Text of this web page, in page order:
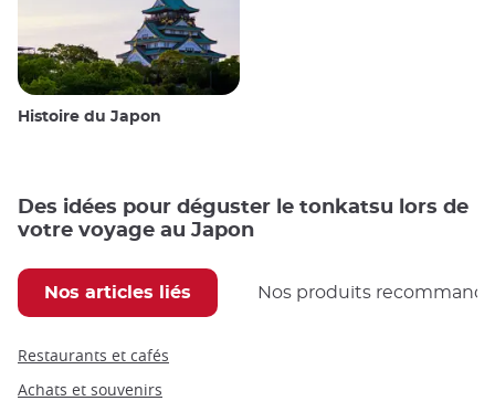
Histoire du Japon
Des idées pour déguster le tonkatsu lors de
votre voyage au Japon
Nos articles liés Nos produits
Restaurants et cafés
Achats et souvenirs